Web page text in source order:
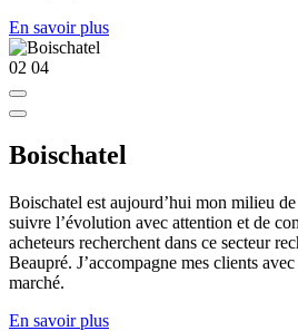
En savoir plus
02 04
Boischatel
Boischatel est aujourd’hui mon milieu
suivre l’évolution avec attention et de
acheteurs recherchent dans ce secteur
Beaupré. J’accompagne mes clients
marché.
En savoir plus